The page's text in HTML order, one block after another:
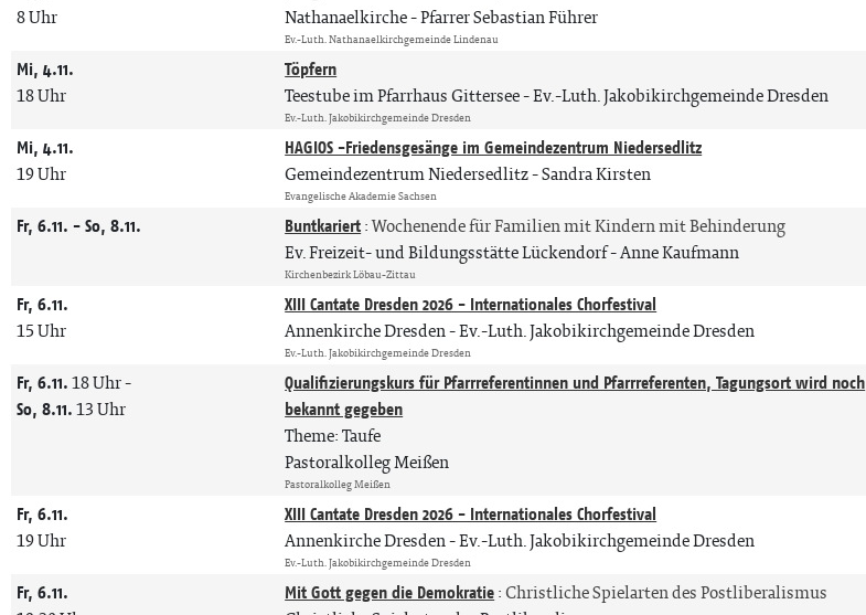
8 Uhr
Nathanaelkirche Pfarrer Sebastian Führer
Ev.-Luth. Nathanaelkirchgemeinde Lindenau
Mi, 4.11.
18 Uhr
Töpfern
Teestube im Pfarrhaus Gittersee Ev.-Luth. Jakobikirchgemeinde Dresden
Ev.-Luth. Jakobikirchgemeinde Dresden
Mi, 4.11.
19 Uhr
HAGIOS -Friedensgesänge im Gemeindezentrum Niedersedlitz
Gemeindezentrum Niedersedlitz Sandra Kirsten
Evangelische Akademie Sachsen
Fr, 6.11. - So, 8.11. Buntkariert:Wochenende für Familien mit Kindern mit Behinderung
Ev. Freizeit- und Bildungsstätte Lückendorf Anne Kaufmann
Kirchenbezirk Löbau-Zittau
Fr, 6.11.
15 Uhr
XIII Cantate Dresden 2026 - Internationales Chorfestival
Annenkirche Dresden Ev.-Luth. Jakobikirchgemeinde Dresden
Ev.-Luth. Jakobikirchgemeinde Dresden
Fr, 6.11.18 Uhr-
So, 8.11.13 Uhr
Qualifizierungskurs für Pfarrreferentinnen und Pfarrreferenten, Tagungsort wird noch
bekannt gegeben
Theme: Taufe
Pastoralkolleg Meißen
Pastoralkolleg Meißen
Fr, 6.11.
19 Uhr
XIII Cantate Dresden 2026 - Internationales Chorfestival
Annenkirche Dresden Ev.-Luth. Jakobikirchgemeinde Dresden
Ev.-Luth. Jakobikirchgemeinde Dresden
Fr, 6.11.
Mit Gott gegen die Demokratie:Christliche Spielarten des Postliberalismus